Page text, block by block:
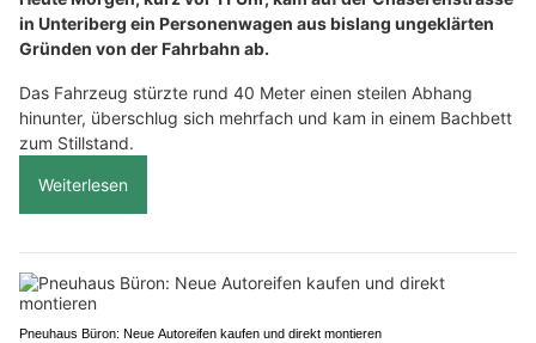
in Unteriberg ein Personenwagen aus bislang ungeklärten
Gründen von der Fahrbahn ab.
Das Fahrzeug stürzte rund 40 Meter einen steilen Abhang
hinunter, überschlug sich mehrfach und kam in einem Bachbett
zum Stillstand.
Weiterlesen
Pneuhaus Büron: Neue Autoreifen kaufen und direkt montieren